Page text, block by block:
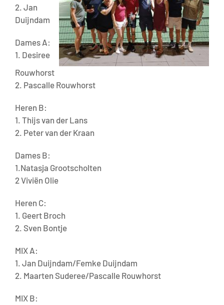
2. Jan
Duijndam
Dames A:
1. Desiree
Rouwhorst
2. Pascalle Rouwhorst
Heren B:
1. Thijs van der Lans
2. Peter van der Kraan
Dames B:
1.Natasja Grootscholten
2 Viviën Olie
Heren C:
1. Geert Broch
2. Sven Bontje
MIX A:
1. Jan Duijndam/Femke Duijndam
2. Maarten Suderee/Pascalle Rouwhorst
MIX B: